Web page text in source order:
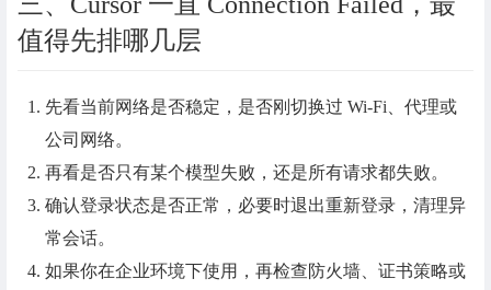
值得先排哪几层
先看当前网络是否稳定，是否刚切换过 Wi-Fi、代理或
公司网络。
再看是否只有某个模型失败，还是所有请求都失败。
确认登录状态是否正常，必要时退出重新登录，清理异
常会话。
如果你在企业环境下使用，再检查防火墙、证书策略或